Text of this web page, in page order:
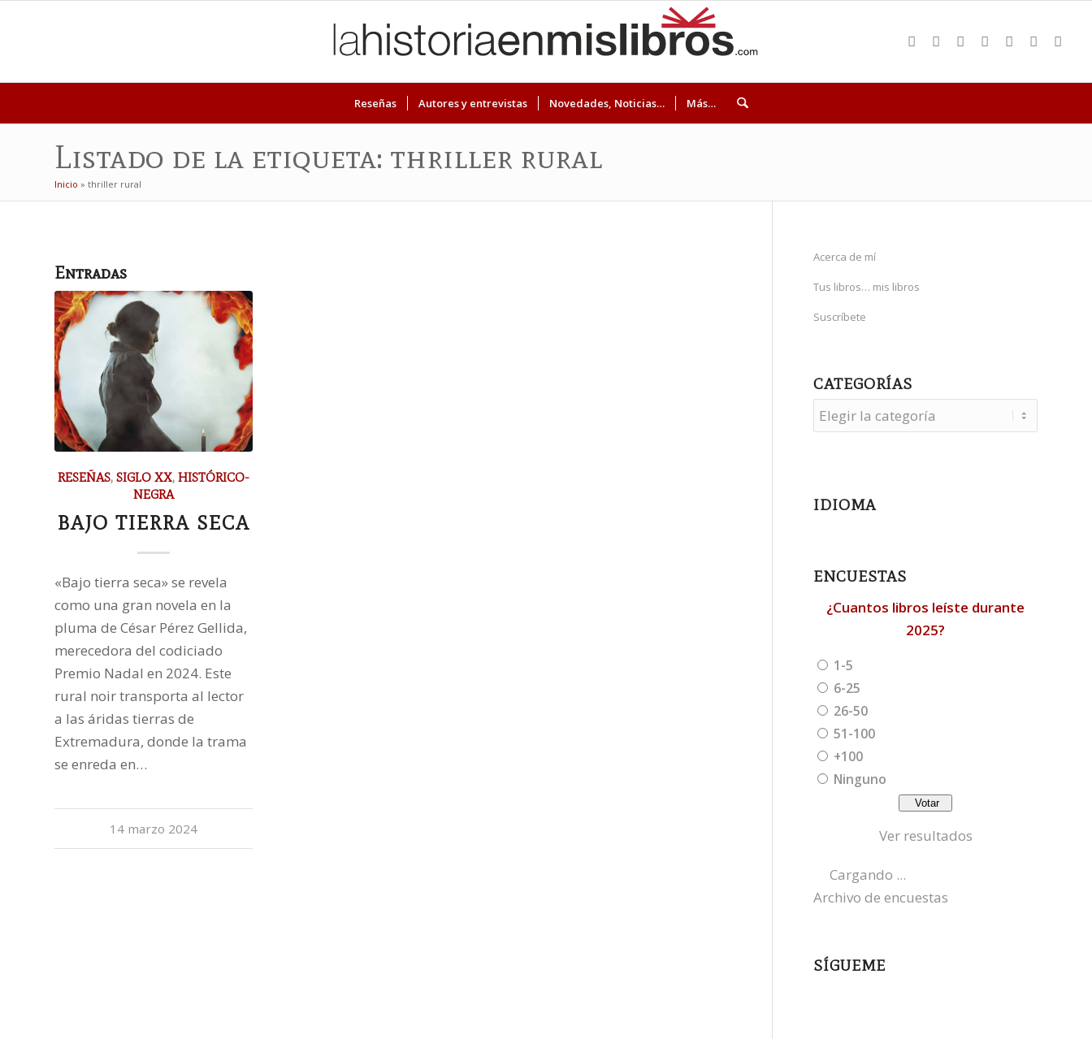
Reseñas Autores y entrevistas Novedades, Noticias… Más…
Listado de la etiqueta: thriller rural
Inicio » thriller rural
Entradas
RESEÑAS,SIGLO XX,HISTÓRICO-
NEGRA
BAJO TIERRA SECA
«Bajo tierra seca» se revela
como una gran novela en la
pluma de César Pérez Gellida,
merecedora del codiciado
Premio Nadal en 2024. Este
rural noir transporta al lector
a las áridas tierras de
Extremadura, donde la trama
se enreda en…
14 marzo 2024
Acerca de mí
Tus libros… mis libros
Suscríbete
CATEGORÍAS
Categorías
IDIOMA
ENCUESTAS
¿Cuantos libros leíste durante
2025?
1-5
6-25
26-50
51-100
+100
Ninguno
Ver resultados
Cargando ...
Archivo de encuestas
SÍGUEME